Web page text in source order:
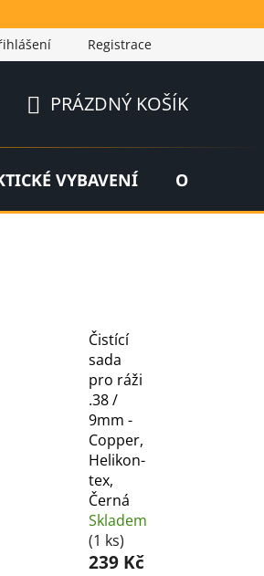
Registrace
KOŠÍK
PRÁZDNÝ KOŠÍK
VYBAVENÍ OUTDOOR
Čistící
sada
pro ráži
.38 /
9mm -
Copper,
Helikon-
tex,
Černá
Skladem
(1 ks)
239 Kč